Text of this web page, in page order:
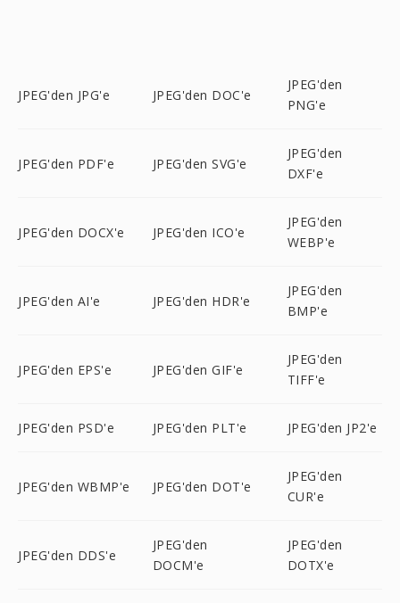
JPEG'den JPG'e JPEG'den DOC'e
JPEG'den
PNG'e
JPEG'den PDF'e JPEG'den SVG'e
JPEG'den
DXF'e
JPEG'den DOCX'e JPEG'den ICO'e
JPEG'den
WEBP'e
JPEG'den AI'e JPEG'den HDR'e
JPEG'den
BMP'e
JPEG'den EPS'e JPEG'den GIF'e
JPEG'den
TIFF'e
JPEG'den PSD'e JPEG'den PLT'e JPEG'den JP2'e
JPEG'den WBMP'e JPEG'den DOT'e
JPEG'den
CUR'e
JPEG'den DDS'e
JPEG'den
DOCM'e
JPEG'den
DOTX'e